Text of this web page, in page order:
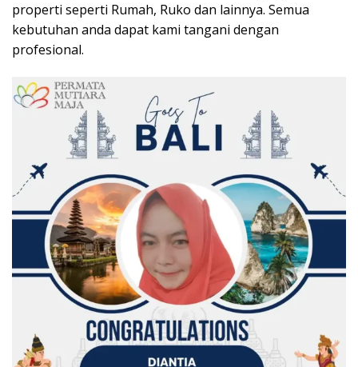
properti seperti Rumah, Ruko dan lainnya. Semua
kebutuhan anda dapat kami tangani dengan
profesional.